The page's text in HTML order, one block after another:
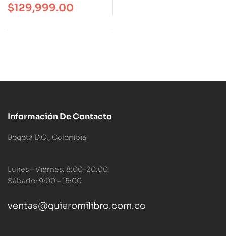
$129,999.00
Información De Contacto
Bogotá D.C., Colombia
Lunes – Viernes: 8:00-20:00
Sábado: 9:00 – 15:00
ventas@quieromilibro.com.co